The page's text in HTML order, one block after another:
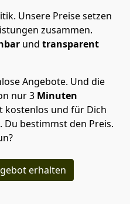
Unsere Preise setzen
zusammen.
und transparent
Angebote. Und die
nur3 Minuten
kostenlos und für Dich
bestimmst den Preis.
erhalten